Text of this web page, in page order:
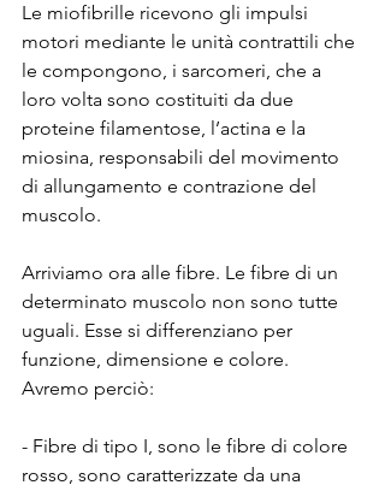
Le miofibrille ricevono gli impulsi
motori mediante le unità contrattili che
le compongono, i sarcomeri, che a
loro volta sono costituiti da due
proteine filamentose, l’actina e la
miosina, responsabili del movimento
di allungamento e contrazione del
muscolo.
Arriviamo ora alle fibre. Le fibre di un
determinato muscolo non sono tutte
uguali. Esse si differenziano per
funzione, dimensione e colore.
Avremo perciò:
- Fibre di tipo I, sono le fibre di colore
rosso, sono caratterizzate da una